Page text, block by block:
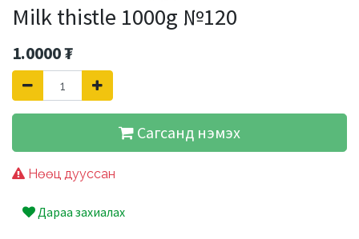
Milk thistle 1000g №120
1.0000₮
Сагсанд нэмэх
Нөөц дууссан
Дараа захиалах